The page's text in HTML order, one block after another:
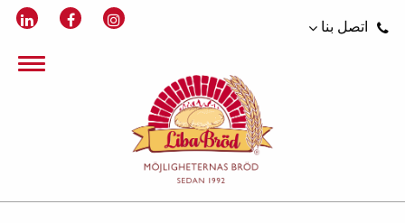
اتصل بنا